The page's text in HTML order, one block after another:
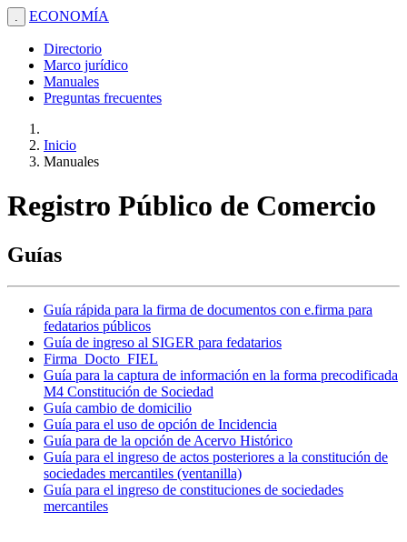
. ECONOMÍA
Directorio
Marco jurídico
Manuales
Preguntas frecuentes
Inicio
Manuales
Registro Público de Comercio
Guías
Guía rápida para la firma de documentos con e.firma para
fedatarios públicos
Guía de ingreso al SIGER para fedatarios
Firma_Docto_FIEL
Guía para la captura de información en la forma precodificada
M4 Constitución de Sociedad
Guía cambio de domicilio
Guía para el uso de opción de Incidencia
Guía para de la opción de Acervo Histórico
Guía para el ingreso de actos posteriores a la constitución de
sociedades mercantiles (ventanilla)
Guía para el ingreso de constituciones de sociedades
mercantiles